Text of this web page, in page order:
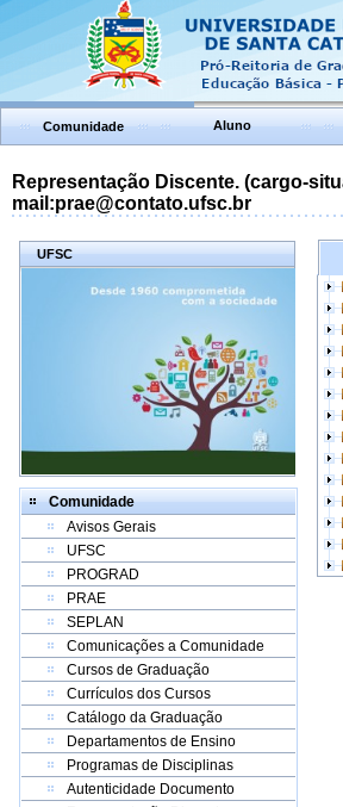
Comunidade Aluno
Representação Discente. (cargo-
mail:prae@contato.ufsc.br
UFSC
Comunidade
Avisos Gerais
UFSC
PROGRAD
PRAE
SEPLAN
Comunicações a Comunidade
Cursos de Graduação
Currículos dos Cursos
Catálogo da Graduação
Departamentos de Ensino
Programas de Disciplinas
Autenticidade Documento